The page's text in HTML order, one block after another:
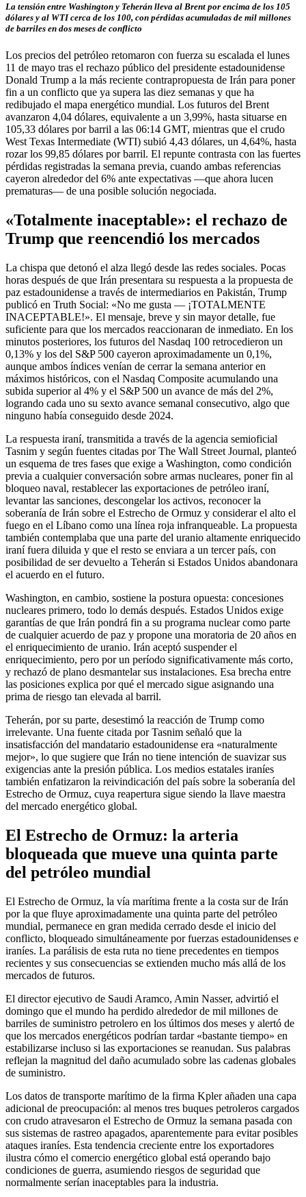
La tensión entre Washington y Teherán lleva al Brent por encima de los 105
dólares y al WTI cerca de los 100, con pérdidas acumuladas de mil millones
de barriles en dos meses de conflicto
Los precios del petróleo retomaron con fuerza su escalada el lunes
11 de mayo tras el rechazo público del presidente estadounidense
Donald Trump a la más reciente contrapropuesta de Irán para poner
fin a un conflicto que ya supera las diez semanas y que ha
redibujado el mapa energético mundial. Los futuros del Brent
avanzaron 4,04 dólares, equivalente a un 3,99%, hasta situarse en
105,33 dólares por barril a las 06:14 GMT, mientras que el crudo
West Texas Intermediate (WTI) subió 4,43 dólares, un 4,64%, hasta
rozar los 99,85 dólares por barril. El repunte contrasta con las fuertes
pérdidas registradas la semana previa, cuando ambas referencias
cayeron alrededor del 6% ante expectativas —que ahora lucen
prematuras— de una posible solución negociada.
«Totalmente inaceptable»: el rechazo de
Trump que reencendió los mercados
La chispa que detonó el alza llegó desde las redes sociales. Pocas
horas después de que Irán presentara su respuesta a la propuesta de
paz estadounidense a través de intermediarios en Pakistán, Trump
publicó en Truth Social: «No me gusta — ¡TOTALMENTE
INACEPTABLE!». El mensaje, breve y sin mayor detalle, fue
suficiente para que los mercados reaccionaran de inmediato. En los
minutos posteriores, los futuros del Nasdaq 100 retrocedieron un
0,13% y los del S&P 500 cayeron aproximadamente un 0,1%,
aunque ambos índices venían de cerrar la semana anterior en
máximos históricos, con el Nasdaq Composite acumulando una
subida superior al 4% y el S&P 500 un avance de más del 2%,
logrando cada uno su sexto avance semanal consecutivo, algo que
ninguno había conseguido desde 2024.
La respuesta iraní, transmitida a través de la agencia semioficial
Tasnim y según fuentes citadas por The Wall Street Journal, planteó
un esquema de tres fases que exige a Washington, como condición
previa a cualquier conversación sobre armas nucleares, poner fin al
bloqueo naval, restablecer las exportaciones de petróleo iraní,
levantar las sanciones, descongelar los activos, reconocer la
soberanía de Irán sobre el Estrecho de Ormuz y considerar el alto el
fuego en el Líbano como una línea roja infranqueable. La propuesta
también contemplaba que una parte del uranio altamente enriquecido
iraní fuera diluida y que el resto se enviara a un tercer país, con
posibilidad de ser devuelto a Teherán si Estados Unidos abandonara
el acuerdo en el futuro.
Washington, en cambio, sostiene la postura opuesta: concesiones
nucleares primero, todo lo demás después. Estados Unidos exige
garantías de que Irán pondrá fin a su programa nuclear como parte
de cualquier acuerdo de paz y propone una moratoria de 20 años en
el enriquecimiento de uranio. Irán aceptó suspender el
enriquecimiento, pero por un período significativamente más corto,
y rechazó de plano desmantelar sus instalaciones. Esa brecha entre
las posiciones explica por qué el mercado sigue asignando una
prima de riesgo tan elevada al barril.
Teherán, por su parte, desestimó la reacción de Trump como
irrelevante. Una fuente citada por Tasnim señaló que la
insatisfacción del mandatario estadounidense era «naturalmente
mejor», lo que sugiere que Irán no tiene intención de suavizar sus
exigencias ante la presión pública. Los medios estatales iraníes
también enfatizaron la reivindicación del país sobre la soberanía del
Estrecho de Ormuz, cuya reapertura sigue siendo la llave maestra
del mercado energético global.
El Estrecho de Ormuz: la arteria
bloqueada que mueve una quinta parte
del petróleo mundial
El Estrecho de Ormuz, la vía marítima frente a la costa sur de Irán
por la que fluye aproximadamente una quinta parte del petróleo
mundial, permanece en gran medida cerrado desde el inicio del
conflicto, bloqueado simultáneamente por fuerzas estadounidenses e
iraníes. La parálisis de esta ruta no tiene precedentes en tiempos
recientes y sus consecuencias se extienden mucho más allá de los
mercados de futuros.
El director ejecutivo de Saudi Aramco, Amin Nasser, advirtió el
domingo que el mundo ha perdido alrededor de mil millones de
barriles de suministro petrolero en los últimos dos meses y alertó de
que los mercados energéticos podrían tardar «bastante tiempo» en
estabilizarse incluso si las exportaciones se reanudan. Sus palabras
reflejan la magnitud del daño acumulado sobre las cadenas globales
de suministro.
Los datos de transporte marítimo de la firma Kpler añaden una capa
adicional de preocupación: al menos tres buques petroleros cargados
con crudo atravesaron el Estrecho de Ormuz la semana pasada con
sus sistemas de rastreo apagados, aparentemente para evitar posibles
ataques iraníes. Esta tendencia creciente entre los exportadores
ilustra cómo el comercio energético global está operando bajo
condiciones de guerra, asumiendo riesgos de seguridad que
normalmente serían inaceptables para la industria.